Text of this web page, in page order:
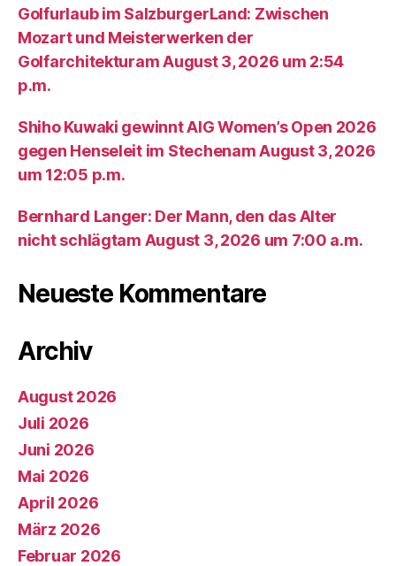
Golfurlaub im SalzburgerLand: Zwischen
Mozart und Meisterwerken der
Golfarchitekturam August 3, 2026 um 2:54
p.m.
Shiho Kuwaki gewinnt AIG Women’s Open 2026
gegen Henseleit im Stechenam August 3, 2026
um 12:05 p.m.
Bernhard Langer: Der Mann, den das Alter
nicht schlägtam August 3, 2026 um 7:00 a.m.
Neueste Kommentare
Archiv
August 2026
Juli 2026
Juni 2026
Mai 2026
April 2026
März 2026
Februar 2026